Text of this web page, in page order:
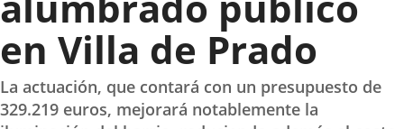
en Villa de Prado
La actuación, que contará con un presupuesto de
329.219 euros, mejorará notablemente la